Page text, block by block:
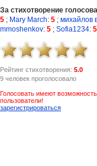
За стихотворение
5 ; Mary March: 5 ; михайлов
mmoshenkov: 5 ; Sofia1234: 5
Рейтинг стихотворения: 5.0
9 человек проголосовало
Голосовать имеют
пользователи!
зарегистрироваться